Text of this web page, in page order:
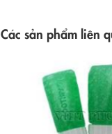
Các sản phẩm liên